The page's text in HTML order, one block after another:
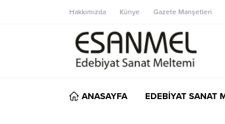
Hakkımızda Künye Gazete Manşetleri
ANASAYFA EDEBİYAT SANAT